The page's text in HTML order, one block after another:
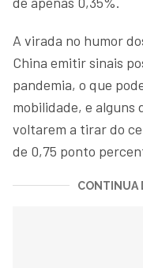
A virada no humor
China emitir sinais
pandemia, o que
mobilidade, e alguns
voltarem a tirar do
de 0,75 ponto
CONTINUA